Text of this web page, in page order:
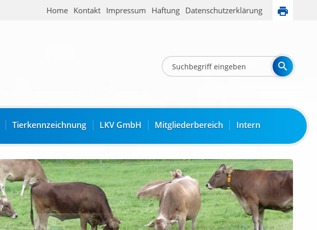
Home Kontakt Impressum Haftung Datenschutzerklärung
Tierkennzeichnung LKV GmbH Mitgliederbereich Intern